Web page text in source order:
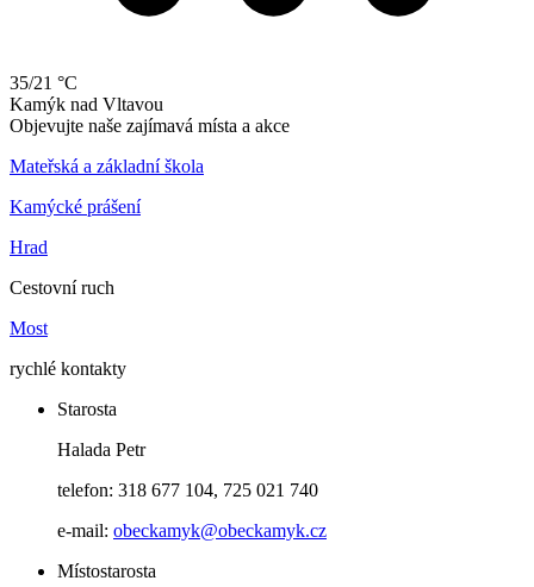
35/21 °C
Kamýk nad Vltavou
Objevujte naše zajímavá místa a akce
Mateřská a základní škola
Kamýcké prášení
Hrad
Cestovní ruch
Most
rychlé kontakty
Starosta
Halada Petr
telefon: 318 677 104, 725 021 740
e-mail: obeckamyk@obeckamyk.cz
Místostarosta